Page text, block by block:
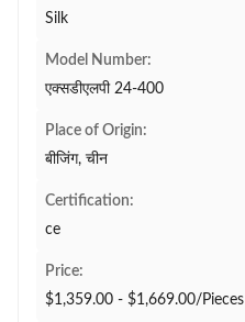
Silk
Model Number:
एक्सडीएलपी 24-400
Place of Origin:
बीजिंग, चीन
Certification:
ce
Price:
$1,359.00 - $1,669.00/Pieces